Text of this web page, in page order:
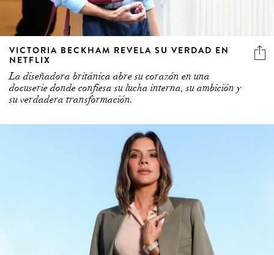
VICTORIA BECKHAM REVELA SU VERDAD EN
NETFLIX
La diseñadora británica abre su corazón en una
docuserie donde confiesa su lucha interna, su ambición y
su verdadera transformación.